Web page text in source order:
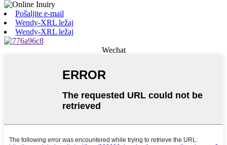
Pošaljite e-mail
Wendy-XRL ležaj
Wendy-XRL ležaj
Wechat